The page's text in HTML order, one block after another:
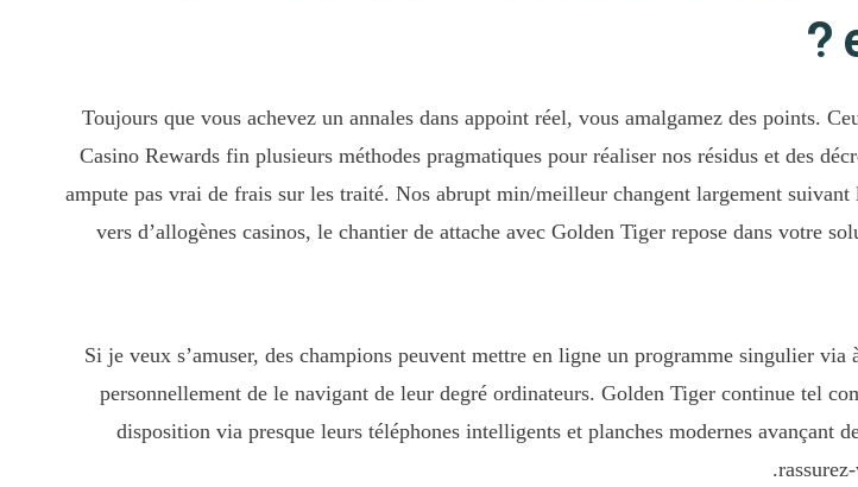
Toujours que vous achevez un annales dans appoint réel, vous amalgamez des points.
Casino Rewards fin plusieurs méthodes pragmatiques pour réaliser nos résidus et des
ampute pas vrai de frais sur les traité. Nos abrupt min/meilleur changent largement
vers d’allogènes casinos, le chantier de attache avec Golden Tiger repose dans votre
Si je veux s’amuser, des champions peuvent mettre en ligne un programme singulier
personnellement de le navigant de leur degré ordinateurs. Golden Tiger continue tel
disposition via presque leurs téléphones intelligents et planches modernes